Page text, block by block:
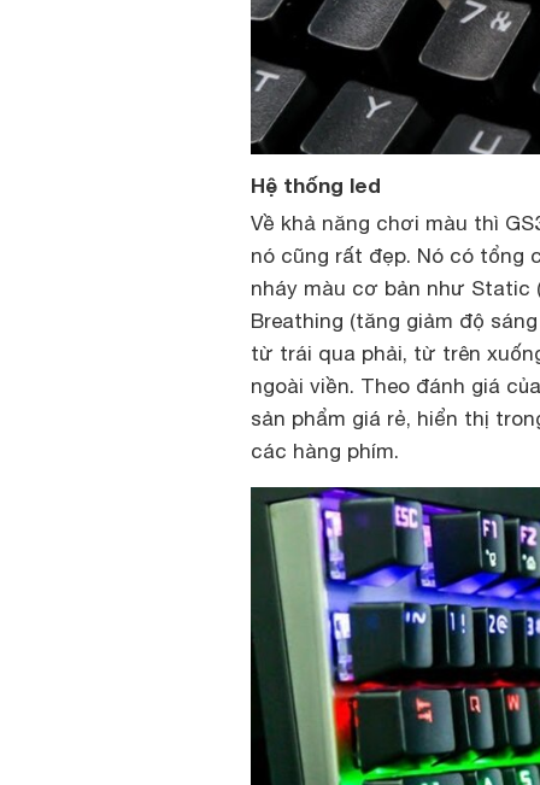
Hệ thống led
Về khả năng chơi màu thì
nó cũng rất đẹp. Nó có tổng
nháy màu cơ bản như Static
Breathing (tăng giảm độ
từ trái qua phải, từ trên
ngoài viền. Theo đánh giá
sản phẩm giá rẻ, hiển thị
các hàng phím.